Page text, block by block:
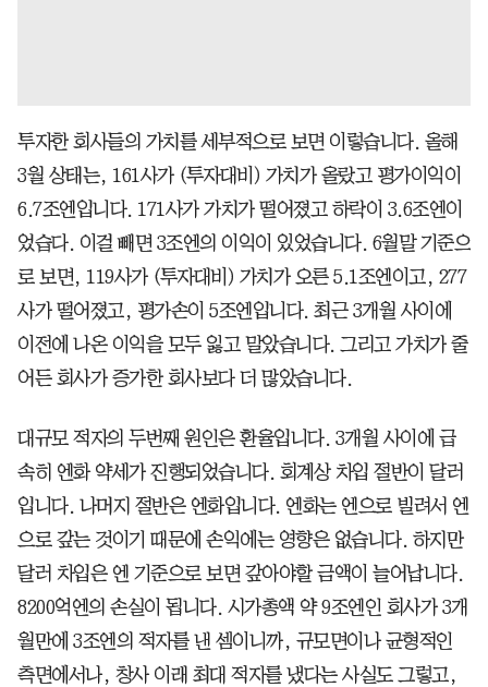
투자한 회사들의 가치를 세부적으로 보면 이렇습니다. 올해
3월 상태는, 161사가 (투자대비) 가치가 올랐고 평가이익이
6.7조엔입니다. 171사가 가치가 떨어졌고 하락이 3.6조엔이
었습다. 이걸 빼면 3조엔의 이익이 있었습니다. 6월말 기준으
로 보면, 119사가 (투자대비) 가치가 오른 5.1조엔이고, 277
사가 떨어졌고, 평가손이 5조엔입니다. 최근 3개월 사이에
이전에 나온 이익을 모두 잃고 말았습니다. 그리고 가치가 줄
어든 회사가 증가한 회사보다 더 많았습니다.
대규모 적자의 두번째 원인은 환율입니다. 3개월 사이에 급
속히 엔화 약세가 진행되었습니다. 회계상 차입 절반이 달러
입니다. 나머지 절반은 엔화입니다. 엔화는 엔으로 빌려서 엔
으로 갚는 것이기 때문에 손익에는 영향은 없습니다. 하지만
달러 차입은 엔 기준으로 보면 갚아야할 금액이 늘어납니다.
8200억엔의 손실이 됩니다. 시가총액 약 9조엔인 회사가 3개
월만에 3조엔의 적자를 낸 셈이니까, 규모면이나 균형적인
측면에서나, 창사 이래 최대 적자를 냈다는 사실도 그렇고,